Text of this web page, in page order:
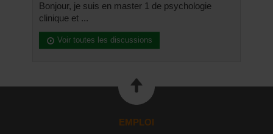
Bonjour, je suis en master 1 de psychologie
clinique et ...
Voir toutes les discussions
EMPLOI